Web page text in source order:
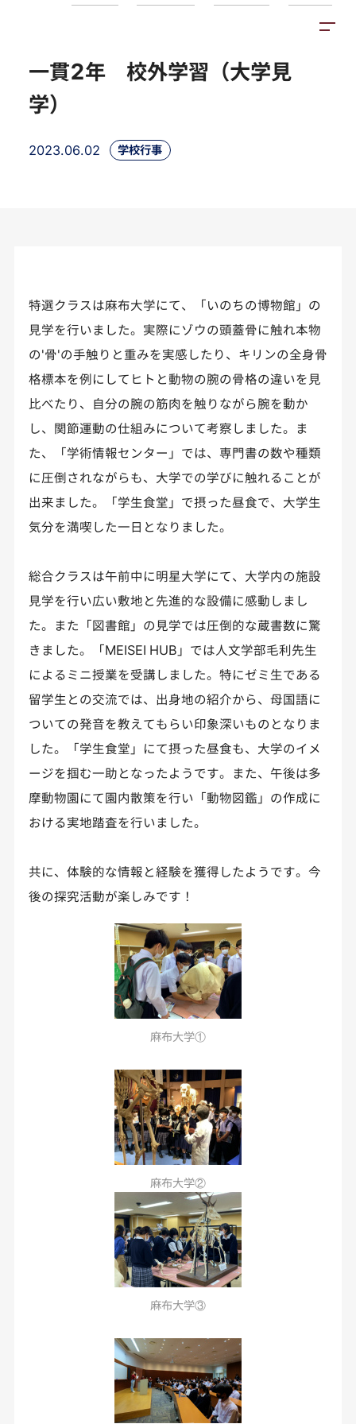
一貫2年 校外学習（大学見
学）
2023.06.02 学校行事
特選クラスは麻布大学にて、「いのちの博物館」の
見学を行いました。実際にゾウの頭蓋骨に触れ本物
の'骨'の手触りと重みを実感したり、キリンの全身骨
格標本を例にしてヒトと動物の腕の骨格の違いを見
比べたり、自分の腕の筋肉を触りながら腕を動か
し、関節運動の仕組みについて考察しました。ま
た、「学術情報センター」では、専門書の数や種類
に圧倒されながらも、大学での学びに触れることが
出来ました。「学生食堂」で摂った昼食で、大学生
気分を満喫した一日となりました。
総合クラスは午前中に明星大学にて、大学内の施設
見学を行い広い敷地と先進的な設備に感動しまし
た。また「図書館」の見学では圧倒的な蔵書数に驚
きました。「MEISEI HUB」では人文学部毛利先生
によるミニ授業を受講しました。特にゼミ生である
留学生との交流では、出身地の紹介から、母国語に
ついての発音を教えてもらい印象深いものとなりま
した。「学生食堂」にて摂った昼食も、大学のイメ
ージを掴む一助となったようです。また、午後は多
摩動物園にて園内散策を行い「動物図鑑」の作成に
おける実地踏査を行いました。
共に、体験的な情報と経験を獲得したようです。今
後の探究活動が楽しみです！
麻布大学①
麻布大学②
麻布大学③